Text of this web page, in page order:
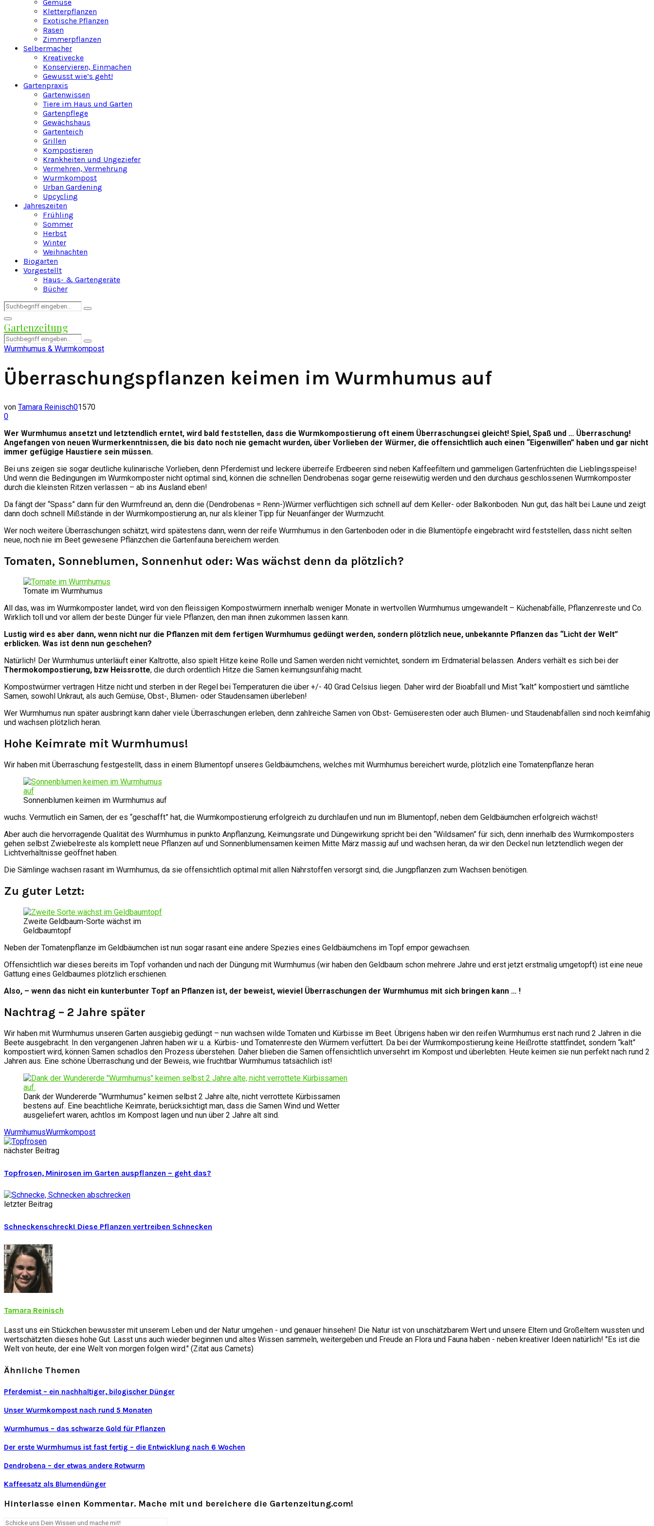
Gemüse
Kletterpflanzen
Exotische Pflanzen
Rasen
Zimmerpflanzen
Selbermacher
Kreativecke
Konservieren, Einmachen
Gewusst wie’s geht!
Gartenpraxis
Gartenwissen
Tiere im Haus und Garten
Gartenpflege
Gewächshaus
Gartenteich
Grillen
Kompostieren
Krankheiten und Ungeziefer
Vermehren, Vermehrung
Wurmkompost
Urban Gardening
Upcycling
Jahreszeiten
Frühling
Sommer
Herbst
Winter
Weihnachten
Biogarten
Vorgestellt
Haus- & Gartengeräte
Bücher
Search
for:
Search
Facebook
Twitter
Instagram
Pinterest
Youtube
Snapchat
Primary
Menu
Gartenzeitung
Search
for:
Search
Wurmhumus & Wurmkompost
Überraschungspflanzen keimen im Wurmhumus auf
von Tamara Reinisch01570
0
Wer Wurmhumus ansetzt und letztendlich erntet, wird bald feststellen, dass die Wurmkompostierung oft einem Überraschungsei gleicht! Spiel, Spaß und … Überraschung!
Angefangen von neuen Wurmerkenntnissen, die bis dato noch nie gemacht wurden, über Vorlieben der Würmer, die offensichtlich auch einen “Eigenwillen” haben und gar nicht
immer gefügige Haustiere sein müssen.
Bei uns zeigen sie sogar deutliche kulinarische Vorlieben, denn Pferdemist und leckere überreife Erdbeeren sind neben Kaffeefiltern und gammeligen Gartenfrüchten die Lieblingsspeise!
Und wenn die Bedingungen im Wurmkomposter nicht optimal sind, können die schnellen Dendrobenas sogar gerne reisewütig werden und den durchaus geschlossenen Wurmkomposter
durch die kleinsten Ritzen verlassen – ab ins Ausland eben!
Da fängt der “Spass” dann für den Wurmfreund an, denn die (Dendrobenas = Renn-)Würmer verflüchtigen sich schnell auf dem Keller- oder Balkonboden. Nun gut, das hält bei Laune und zeigt
dann doch schnell Mißstände in der Wurmkompostierung an, nur als kleiner Tipp für Neuanfänger der Wurmzucht.
Wer noch weitere Überraschungen schätzt, wird spätestens dann, wenn der reife Wurmhumus in den Gartenboden oder in die Blumentöpfe eingebracht wird feststellen, dass nicht selten
neue, noch nie im Beet gewesene Pflänzchen die Gartenfauna bereichern werden.
Tomaten, Sonneblumen, Sonnenhut oder: Was wächst denn da plötzlich?
Tomate im Wurmhumus
All das, was im Wurmkomposter landet, wird von den fleissigen Kompostwürmern innerhalb weniger Monate in wertvollen Wurmhumus umgewandelt – Küchenabfälle, Pflanzenreste und Co.
Wirklich toll und vor allem der beste Dünger für viele Pflanzen, den man ihnen zukommen lassen kann.
Lustig wird es aber dann, wenn nicht nur die Pflanzen mit dem fertigen Wurmhumus gedüngt werden, sondern plötzlich neue, unbekannte Pflanzen das “Licht der Welt”
erblicken. Was ist denn nun geschehen?
Natürlich! Der Wurmhumus unterläuft einer Kaltrotte, also spielt Hitze keine Rolle und Samen werden nicht vernichtet, sondern im Erdmaterial belassen. Anders verhält es sich bei der
Thermokompostierung, bzw Heissrotte, die durch ordentlich Hitze die Samen keimungsunfähig macht.
Kompostwürmer vertragen Hitze nicht und sterben in der Regel bei Temperaturen die über +/- 40 Grad Celsius liegen. Daher wird der Bioabfall und Mist “kalt” kompostiert und sämtliche
Samen, sowohl Unkraut, als auch Gemüse, Obst-, Blumen- oder Staudensamen überleben!
Wer Wurmhumus nun später ausbringt kann daher viele Überraschungen erleben, denn zahlreiche Samen von Obst- Gemüseresten oder auch Blumen- und Staudenabfällen sind noch keimfähig
und wachsen plötzlich heran.
Hohe Keimrate mit Wurmhumus!
Wir haben mit Überraschung festgestellt, dass in einem Blumentopf unseres Geldbäumchens, welches mit Wurmhumus bereichert wurde, plötzlich eine Tomatenpflanze heran
Sonnenblumen keimen im Wurmhumus auf
wuchs. Vermutlich ein Samen, der es “geschafft” hat, die Wurmkompostierung erfolgreich zu durchlaufen und nun im Blumentopf, neben dem Geldbäumchen erfolgreich wächst!
Aber auch die hervorragende Qualität des Wurmhumus in punkto Anpflanzung, Keimungsrate und Düngewirkung spricht bei den “Wildsamen” für sich, denn innerhalb des Wurmkomposters
gehen selbst Zwiebelreste als komplett neue Pflanzen auf und Sonnenblumensamen keimen Mitte März massig auf und wachsen heran, da wir den Deckel nun letztendlich wegen der
Lichtverhältnisse geöffnet haben.
Die Sämlinge wachsen rasant im Wurmhumus, da sie offensichtlich optimal mit allen Nährstoffen versorgt sind, die Jungpflanzen zum Wachsen benötigen.
Zu guter Letzt:
Zweite Geldbaum-Sorte wächst im
Geldbaumtopf
Neben der Tomatenpflanze im Geldbäumchen ist nun sogar rasant eine andere Spezies eines Geldbäumchens im Topf empor gewachsen.
Offensichtlich war dieses bereits im Topf vorhanden und nach der Düngung mit Wurmhumus (wir haben den Geldbaum schon mehrere Jahre und erst jetzt erstmalig umgetopft) ist eine neue
Gattung eines Geldbaumes plötzlich erschienen.
Also, – wenn das nicht ein kunterbunter Topf an Pflanzen ist, der beweist, wieviel Überraschungen der Wurmhumus mit sich bringen kann … !
Nachtrag – 2 Jahre später
Wir haben mit Wurmhumus unseren Garten ausgiebig gedüngt – nun wachsen wilde Tomaten und Kürbisse im Beet. Übrigens haben wir den reifen Wurmhumus erst nach rund 2 Jahren in die
Beete ausgebracht. In den vergangenen Jahren haben wir u. a. Kürbis- und Tomatenreste den Würmern verfüttert. Da bei der Wurmkompostierung keine Heißrotte stattfindet, sondern “kalt”
kompostiert wird, können Samen schadlos den Prozess überstehen. Daher blieben die Samen offensichtlich unversehrt im Kompost und überlebten. Heute keimen sie nun perfekt nach rund 2
Jahren aus. Eine schöne Überraschung und der Beweis, wie fruchtbar Wurmhumus tatsächlich ist!
Dank der Wundererde “Wurmhumus” keimen selbst 2 Jahre alte, nicht verrottete Kürbissamen
bestens auf. Eine beachtliche Keimrate, berücksichtigt man, dass die Samen Wind und Wetter
ausgeliefert waren, achtlos im Kompost lagen und nun über 2 Jahre alt sind.
WurmhumusWurmkompost
nächster Beitrag
Topfrosen, Minirosen im Garten auspflanzen – geht das?
letzter Beitrag
Schneckenschreck! Diese Pflanzen vertreiben Schnecken
Tamara Reinisch
Lasst uns ein Stückchen bewusster mit unserem Leben und der Natur umgehen - und genauer hinsehen! Die Natur ist von unschätzbarem Wert und unsere Eltern und Großeltern wussten und
wertschätzten dieses hohe Gut. Lasst uns auch wieder beginnen und altes Wissen sammeln, weitergeben und Freude an Flora und Fauna haben - neben kreativer Ideen natürlich! "Es ist die
Welt von heute, der eine Welt von morgen folgen wird." (Zitat aus Carnets)
Ähnliche Themen
Pferdemist – ein nachhaltiger, bilogischer Dünger
Unser Wurmkompost nach rund 5 Monaten
Wurmhumus – das schwarze Gold für Pflanzen
Der erste Wurmhumus ist fast fertig – die Entwicklung nach 6 Wochen
Dendrobena – der etwas andere Rotwurm
Kaffeesatz als Blumendünger
Hinterlasse einen Kommentar. Mache mit und bereichere die Gartenzeitung.com!